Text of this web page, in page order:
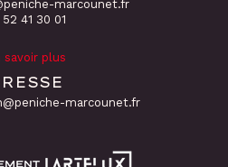
marcounet.fr
41 30 01
savoir plus
marcounet.fr